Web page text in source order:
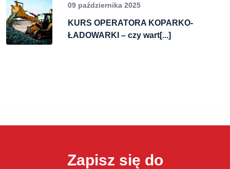
09 października 2025
KURS OPERATORA KOPARKO-
ŁADOWARKI – czy wart[...]
Zapisz się do